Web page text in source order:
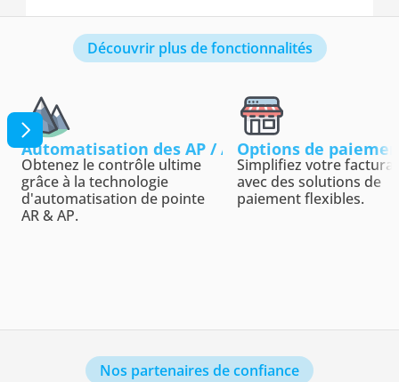
Nos partenaires de confiance
Découvrir plus de fonctionnalités
Automatisation des AP / AR
Obtenez le contrôle ultime
grâce à la technologie
d'automatisation de pointe
AR & AP.
Options de
Simplifiez votre
avec des solutions de
paiement flexibles.